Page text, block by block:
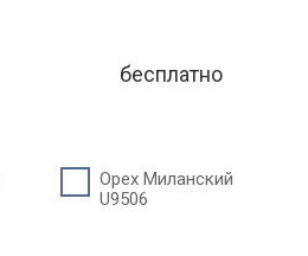
бесплатно
Орех Миланский
U9506